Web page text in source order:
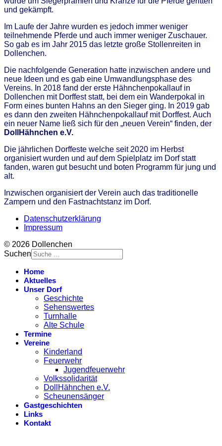
und gekämpft.
Im Laufe der Jahre wurden es jedoch immer weniger
teilnehmende Pferde und auch immer weniger Zuschauer.
So gab es im Jahr 2015 das letzte große Stollenreiten in
Dollenchen.
Die nachfolgende Generation hatte inzwischen andere und
neue Ideen und es gab eine Umwandlungsphase des
Vereins. In 2018 fand der erste Hähnchenpokallauf in
Dollenchen mit Dorffest statt, bei dem ein Wanderpokal in
Form eines bunten Hahns an den Sieger ging. In 2019 gab
es dann den zweiten Hähnchenpokallauf mit Dorffest. Auch
ein neuer Name ließ sich für den „neuen Verein“ finden, der
DollHähnchen e.V.
Die jährlichen Dorffeste welche seit 2020 im Herbst
organisiert wurden und auf dem Spielplatz im Dorf statt
fanden, waren gut besucht und boten Programm für jung und
alt.
Inzwischen organisiert der Verein auch das traditionelle
Zampern und den Fastnachtstanz im Dorf.
Datenschutzerklärung
Impressum
© 2026 Dollenchen
Suchen
Home
Aktuelles
Unser Dorf
Geschichte
Sehenswertes
Turnhalle
Alte Schule
Termine
Vereine
Kinderland
Feuerwehr
Jugendfeuerwehr
Volkssolidarität
DollHähnchen e.V.
Scheunensänger
Gastgeschichten
Links
Kontakt